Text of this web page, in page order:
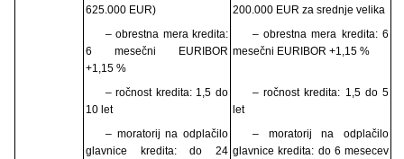
625.000 EUR)
200.000 EUR za srednje velika
– obrestna mera kredita:
6 mesečni EURIBOR
+1,15 %
– obrestna mera kredita: 6
mesečni EURIBOR +1,15 %
– ročnost kredita: 1,5 do
10 let
– ročnost kredita: 1,5 do 5
let
– moratorij na odplačilo
glavnice kredita: do 24
– moratorij na odplačilo
glavnice kredita: do 6 mesecev